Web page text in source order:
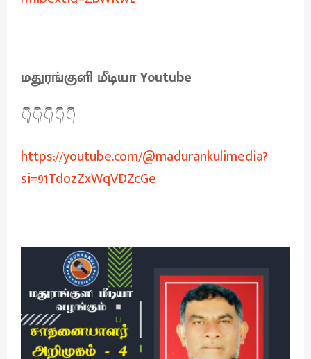
மதுரங்குளி மீடியா Youtube
👇👇👇👇👇
https://youtube.com/@madurankulimedia?
si=91TdozZxWqVDZcGe